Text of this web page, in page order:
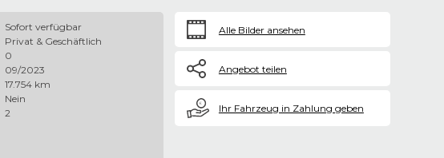
Sofort verfügbar
Privat & Geschäftlich
0
09/2023
17.754 km
Nein
2
Alle Bilder ansehen
Angebot teilen
€ Ihr Fahrzeug in Zahlung geben